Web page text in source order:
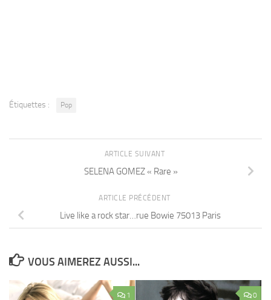
Étiquettes : Pop
ARTICLE SUIVANT
SELENA GOMEZ « Rare »
ARTICLE PRÉCÉDENT
Live like a rock star…rue Bowie 75013 Paris
VOUS AIMEREZ AUSSI...
1 0